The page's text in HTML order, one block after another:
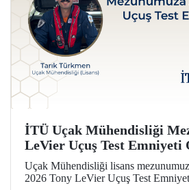
İTÜ Uçak Mühendisliği
LeVier Uçuş Test Emniyeti
Görüldü
Uçak Mühendisliği lisans
2026 Tony LeVier Uçuş Test